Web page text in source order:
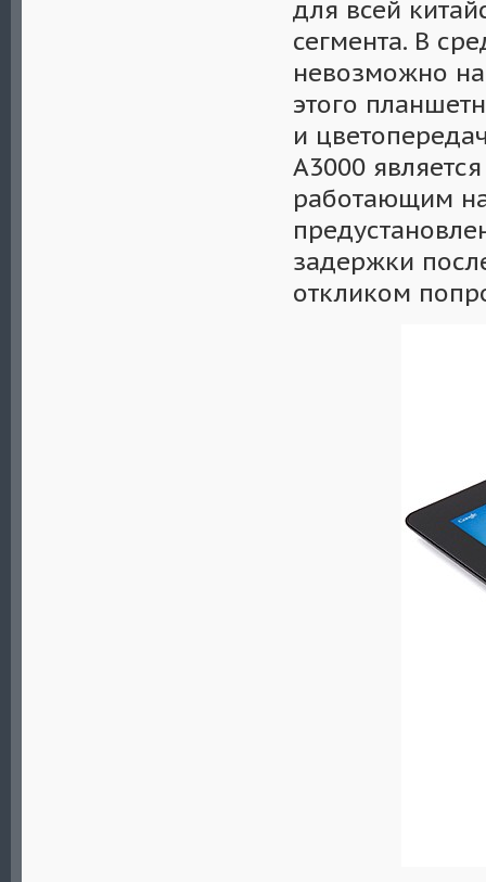
для всей
сегмента. В
невозможно
этого
и
A3000
работающим
задержки
откликом